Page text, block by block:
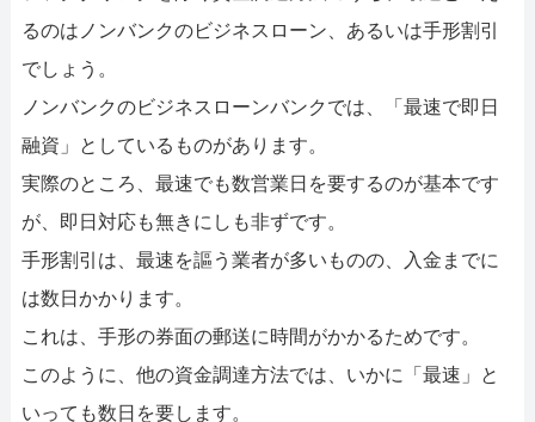
るのはノンバンクのビジネスローン、あるいは手形割引
でしょう。
ノンバンクのビジネスローンバンクでは、「最速で即日
融資」としているものがあります。
実際のところ、最速でも数営業日を要するのが基本です
が、即日対応も無きにしも非ずです。
手形割引は、最速を謳う業者が多いものの、入金までに
は数日かかります。
これは、手形の券面の郵送に時間がかかるためです。
このように、他の資金調達方法では、いかに「最速」と
いっても数日を要します。